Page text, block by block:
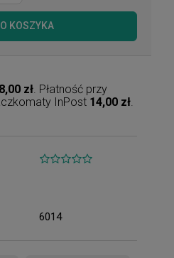
KOSZYKA
zł . Płatność przy
InPost 14,00 zł
6014